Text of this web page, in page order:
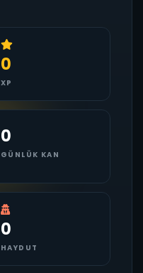
0
XP
0
GÜNLÜK KAN
0
HAYDUT